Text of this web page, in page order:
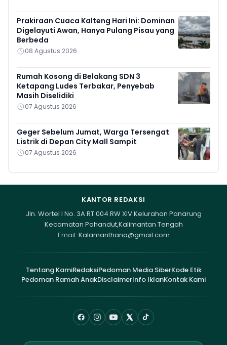
Prakiraan Cuaca Kalteng Hari Ini: Dominan
Digelayuti Awan, Hanya Pulang Pisau yang
Berbeda
08 Agustus 2026
Rumah Kosong di Belakang SDN 3
Ketapang Ludes Terbakar, Penyebab
Masih Diselidiki
07 Agustus 2026
Geger Sebelum Jumat, Warga Tersengat
Listrik di Depan City Mall Sampit
07 Agustus 2026
KANTOR REDAKSI
Jln. Wortel I No. 3A RT 004 RW XIV Kelurahan Panarung
Kecamatan Pahandut,Kalimantan Tengah
Email: Kalamanthana@gmail.com
Tentang KamiRedaksiPedoman Media SiberKode Etik
Pedoman Ramah AnakDisclaimerInfo IklanKontak Kami